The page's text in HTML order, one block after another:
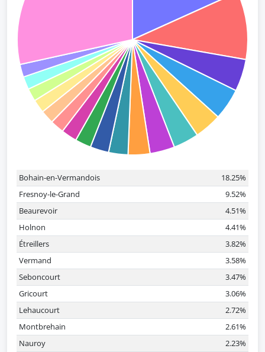
Bohain-en-Vermandois
18.25%
Fresnoy-le-Grand
9.52%
Beaurevoir
4.51%
Holnon
4.41%
Étreillers
3.82%
Vermand
3.58%
Seboncourt
3.47%
Gricourt
3.06%
Lehaucourt
2.72%
Montbrehain
2.61%
Nauroy
2.23%